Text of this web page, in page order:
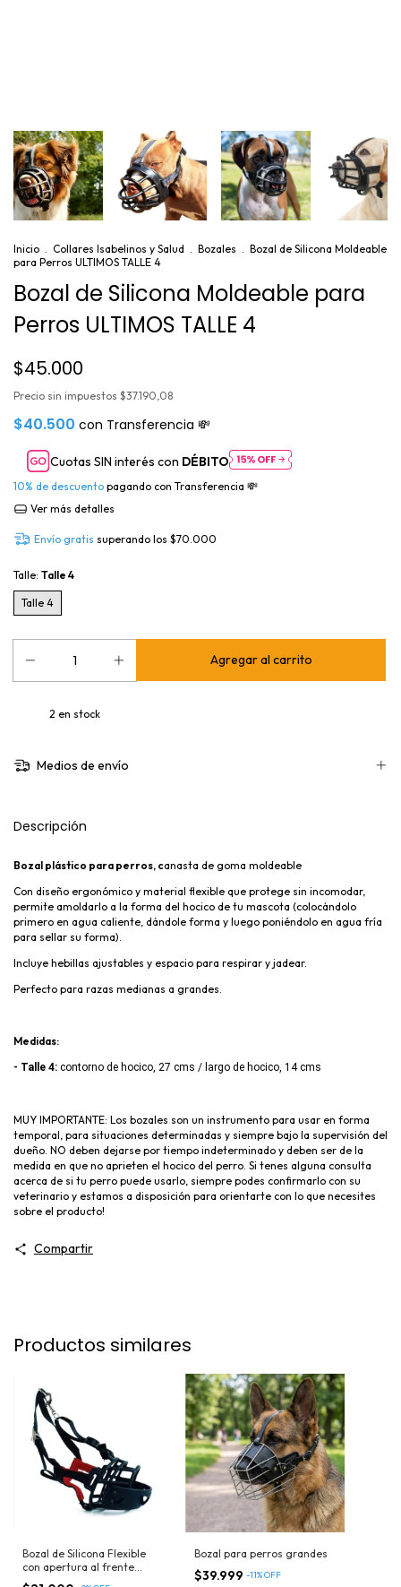
Inicio . Collares Isabelinos y Salud . Bozales . Bozal de Silicona Moldeable
para Perros ULTIMOS TALLE 4
Bozal de Silicona Moldeable para
Perros ULTIMOS TALLE 4
$45.000
Precio sin impuestos $37.190,08
$40.500 con Transferencia 💸
Cuotas SIN interés con DÉBITO
10% de descuento pagando con Transferencia 💸
Ver más detalles
Envío gratis superando los $70.000
Talle: Talle 4
Talle 4
2 en stock
Medios de envío
Descripción
Bozal plástico para perros, canasta de goma moldeable
Con diseño ergonómico y material flexible que protege sin incomodar,
permite amoldarlo a la forma del hocico de tu mascota (colocándolo
primero en agua caliente, dándole forma y luego poniéndolo en agua fría
para sellar su forma).
Incluye hebillas ajustables y espacio para respirar y jadear.
Perfecto para razas medianas a grandes.
Medidas:
- Talle 4: contorno de hocico, 27 cms / largo de hocico, 14 cms
MUY IMPORTANTE: Los bozales son un instrumento para usar en forma
temporal, para situaciones determinadas y siempre bajo la supervisión del
dueño. NO deben dejarse por tiempo indeterminado y deben ser de la
medida en que no aprieten el hocico del perro. Si tenes alguna consulta
acerca de si tu perro puede usarlo, siempre podes confirmarlo con su
veterinario y estamos a disposición para orientarte con lo que necesites
sobre el producto!
Compartir
Productos similares
Bozal de Silicona Flexible
con apertura al frente
ULTIMOS!
Bozal para perros grandes
$39.999-11%OFF